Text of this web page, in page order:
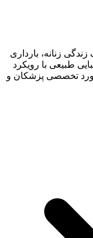
زنانه، بارداری
طبیعی با رویکرد
تخصصی پزشکان و